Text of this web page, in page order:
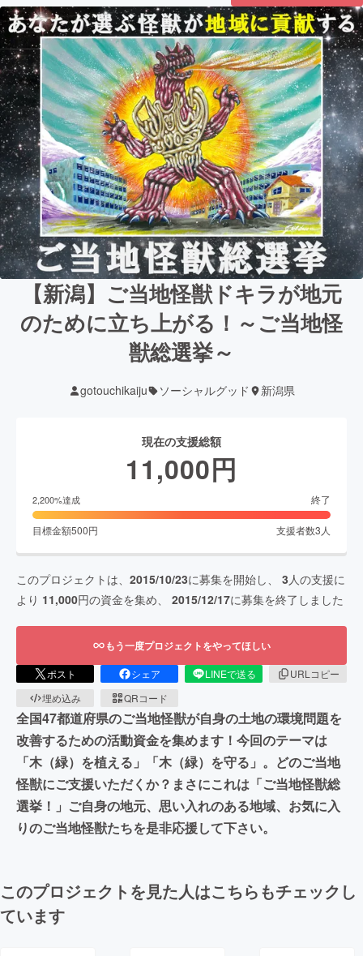
【新潟】ご当地怪獣ドキラが地元
のために立ち上がる！～ご当地怪
獣総選挙～
gotouchikaiju ソーシャルグッド 新潟県
現在の支援総額
11,000円
2,200%達成 終了
目標金額500円 支援者数3 人
このプロジェクトは、 2015/10/23に募集を開始し、 3人の支援に
より 11,000円の資金を集め、 2015/12/17に募集を終了しました
もう一度プロジェクトをやってほしい
ポスト シェア LINEで送る
URLコピー
埋め込み
QRコード
全国47都道府県のご当地怪獣が自身の土地の環境問題を
改善するための活動資金を集めます！今回のテーマは
「木（緑）を植える」「木（緑）を守る」。どのご当地
怪獣にご支援いただくか？まさにこれは「ご当地怪獣総
選挙！」ご自身の地元、思い入れのある地域、お気に入
りのご当地怪獣たちを是非応援して下さい。
このプロジェクトを見た人はこちらもチェックし
ています